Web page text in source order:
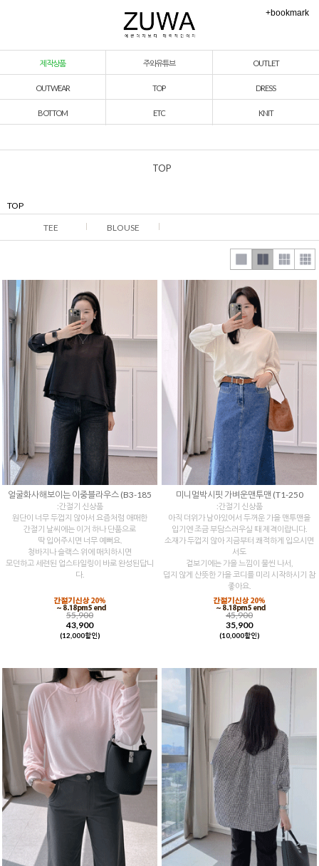
+bookmark
제작상품 주와유튜브 OUTLET
OUTWEAR TOP DRESS
BOTTOM ETC KNIT
TOP
TOP
TEE BLOUSE
얼굴화사해보이는 이중블라우스 (B3-185
:간절기 신상품
원단이 너무 두껍지 않아서 요즘처럼 애매한
간절기 날씨에는 이거 하나 단품으로
딱 입어주시면 너무 예뻐요.
청바지나 슬랙스 위에 매치하시면
모던하고 세련된 업스타일링이 바로 완성된답니
다.
55,900
43,900
(12,000할인)
미니멀박시핏 가벼운맨투맨 (T1-250
:간절기 신상품
아직 더위가 남아있어서 두꺼운 가을 맨투맨을
입기엔 조금 부담스러우실 때 제격이랍니다.
소재가 두껍지 않아 지금부터 쾌적하게 입으시면
서도
겉보기에는 가을 느낌이 물씬 나서,
덥지 않게 산뜻한 가을 코디를 미리 시작하시기 참
좋아요.
45,900
35,900
(10,000할인)